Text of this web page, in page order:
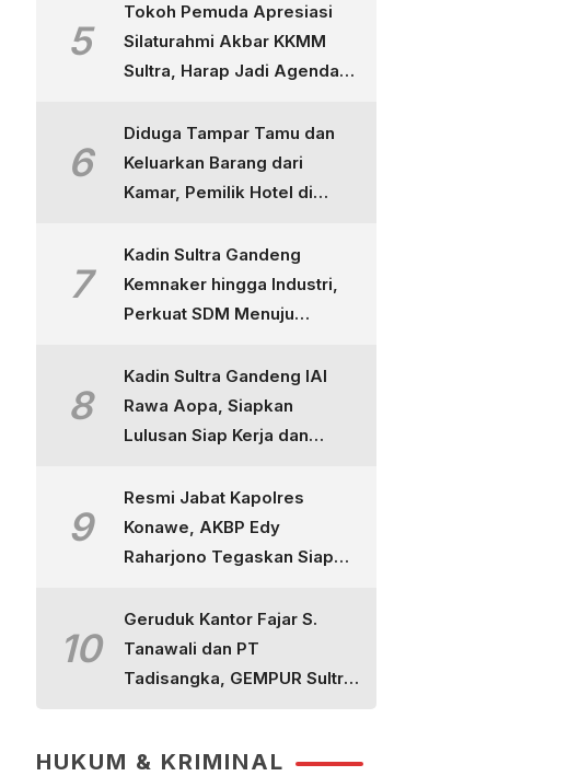
5
Tokoh Pemuda Apresiasi
Silaturahmi Akbar KKMM
Sultra, Harap Jadi Agenda
6
Diduga Tampar Tamu dan
Keluarkan Barang dari
Kamar, Pemilik Hotel di
7
Kadin Sultra Gandeng
Kemnaker hingga Industri,
Perkuat SDM Menuju
8
Kadin Sultra Gandeng IAI
Rawa Aopa, Siapkan
Lulusan Siap Kerja dan
9
Resmi Jabat Kapolres
Konawe, AKBP Edy
Raharjono Tegaskan Siap
Tuntaskan Perkara
10
Geruduk Kantor Fajar S.
Tanawali dan PT
Tadisangka, GEMPUR Sultra
HUKUM & KRIMINAL